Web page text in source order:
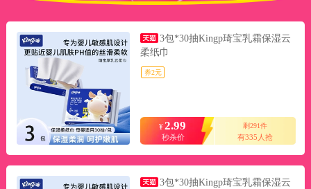
3包*30抽Kingp琦宝乳霜保湿云
柔纸巾
券2元
¥ 2.99
秒杀价
剩291件
有335人抢
3包*30抽Kingp琦宝乳霜保湿云